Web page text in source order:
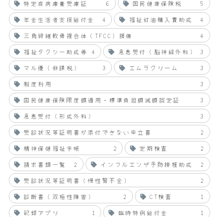
特定疾病療養受療証 6 国民健康保険税
5
年金生活者支援給付金
4 福祉灯油購入費助成
4
三角線維軟骨複合体（TFCC）損傷
4
福祉タクシー助成券
4 急患受付（脳神経外科）
3
マル優（非課税）
3 エムラクリーム
3
制度利用
3
国民健康保険限度額適用・標準負担額減額認定証
3
急患受付（形成外科）
3
受診状況等証明書が添付できない申立書
2
精神保健福祉手帳
2 定期検査
2
請求書類一覧
2 インフルエンザ予防接種助成
2
受診状況等証明書（慢性腎不全）
2
診断書（双極性障害）
2 CT検査
1
記録アプリ
1 臨時特例給付金
1